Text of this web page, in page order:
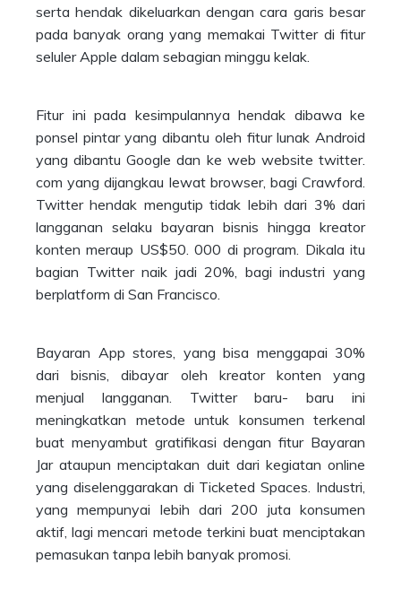
serta hendak dikeluarkan dengan cara garis besar
pada banyak orang yang memakai Twitter di fitur
seluler Apple dalam sebagian minggu kelak.
Fitur ini pada kesimpulannya hendak dibawa ke
ponsel pintar yang dibantu oleh fitur lunak Android
yang dibantu Google dan ke web website twitter.
com yang dijangkau lewat browser, bagi Crawford.
Twitter hendak mengutip tidak lebih dari 3% dari
langganan selaku bayaran bisnis hingga kreator
konten meraup US$50. 000 di program. Dikala itu
bagian Twitter naik jadi 20%, bagi industri yang
berplatform di San Francisco.
Bayaran App stores, yang bisa menggapai 30%
dari bisnis, dibayar oleh kreator konten yang
menjual langganan. Twitter baru- baru ini
meningkatkan metode untuk konsumen terkenal
buat menyambut gratifikasi dengan fitur Bayaran
Jar ataupun menciptakan duit dari kegiatan online
yang diselenggarakan di Ticketed Spaces. Industri,
yang mempunyai lebih dari 200 juta konsumen
aktif, lagi mencari metode terkini buat menciptakan
pemasukan tanpa lebih banyak promosi.